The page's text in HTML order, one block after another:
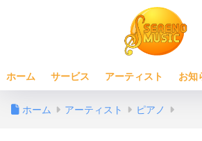
ホーム サービス アーティスト お知
ホーム アーティスト ピアノ